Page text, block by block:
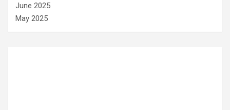
June 2025
May 2025